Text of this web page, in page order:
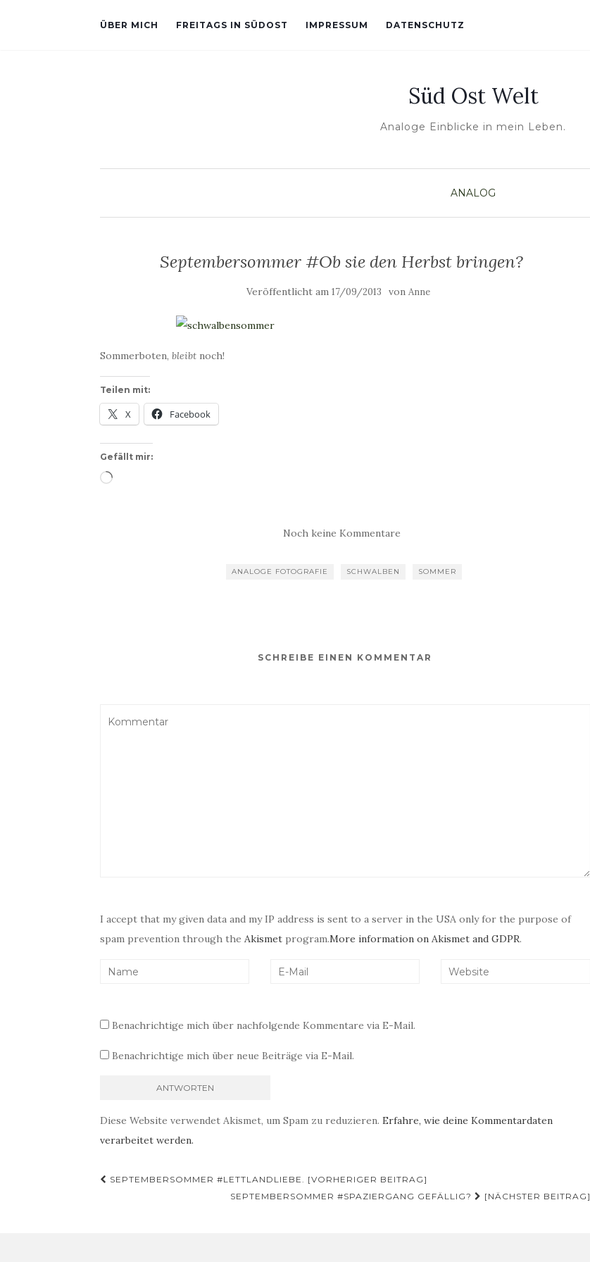
ÜBER MICH FREITAGS IN SÜDOST IMPRESSUM DATENSCHUTZ
Süd Ost Welt
Analoge Einblicke in mein Leben.
ANALOG
Septembersommer #Ob sie den Herbst bringen?
Veröffentlicht am 17/09/2013 von Anne
Sommerboten, bleibt noch!
Teilen mit:
X Facebook
Gefällt mir:
Wird
Noch keine Kommentare
ANALOGE FOTOGRAFIE SCHWALBEN SOMMER
SCHREIBE EINEN KOMMENTAR
I accept that my given data and my IP address is sent to a server in the USA only for the purpose of
spam prevention through the Akismet program.More information on Akismet and GDPR.
Benachrichtige mich über nachfolgende Kommentare via E-Mail.
Benachrichtige mich über neue Beiträge via E-Mail.
Diese Website verwendet Akismet, um Spam zu reduzieren. Erfahre, wie deine Kommentardaten
verarbeitet werden.
Beitragsnavigation
SEPTEMBERSOMMER #LETTLANDLIEBE. [VORHERIGER BEITRAG]
SEPTEMBERSOMMER #SPAZIERGANG GEFÄLLIG?
[NÄCHSTER BEITRAG]